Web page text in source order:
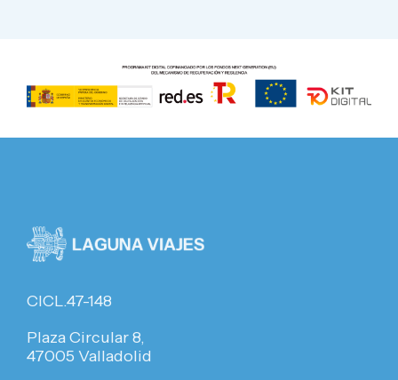
CICL.47-148
Plaza Circular 8,
47005 Valladolid